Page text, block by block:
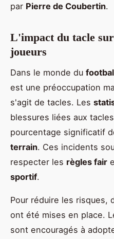
par Pierre de Coubertin.
L'impact du tacle
joueurs
Dans le monde du
est une préoccupation
s'agit de tacles. Les
blessures liées aux
pourcentage significatif
terrain. Ces incidents
respecter les règles fair
sportif.
Pour réduire les risques,
ont été mises en place.
sont encouragés à